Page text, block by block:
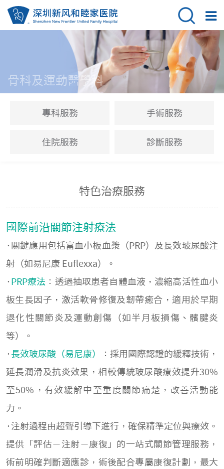
骨科及運動醫學科
專科服務 手術服務
住院服務 診斷服務
特色治療服務
國際前沿關節注射療法
·關鍵應用包括富血小板血漿（PRP）及長效玻尿酸注
射（如易尼康 Euflexxa）。
· PRP療法 ：透過抽取患者自體血液，濃縮高活性血小
板生長因子，激活軟骨修復及韌帶癒合，適用於早期
退化性關節炎及運動創傷（如半月板損傷、髕腱炎
等）。
· 長效玻尿酸（易尼康）
：採用國際認證的緩釋技術，
延長潤滑及抗炎效果，相較傳統玻尿酸療效提升30%
至50%，有效緩解中至重度關節痛楚，改善活動能
力。
·注射過程由超聲引導下進行，確保精準定位與療效。
提供「評估－注射－康復」的一站式關節管理服務，
術前明確判斷適應診，術後配合專屬康復計劃，最大